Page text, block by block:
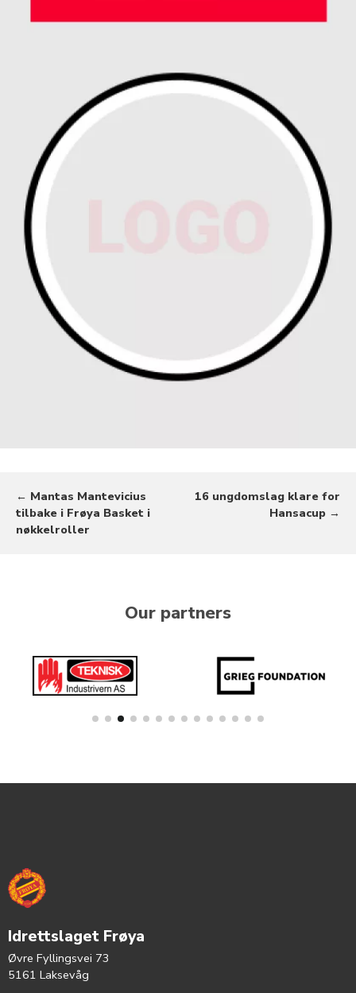
← Mantas Mantevicius
tilbake i Frøya Basket i
nøkkelroller
16 ungdomslag klare for
Hansacup →
Our partners
Idrettslaget Frøya
Øvre Fyllingsvei 73
5161 Laksevåg